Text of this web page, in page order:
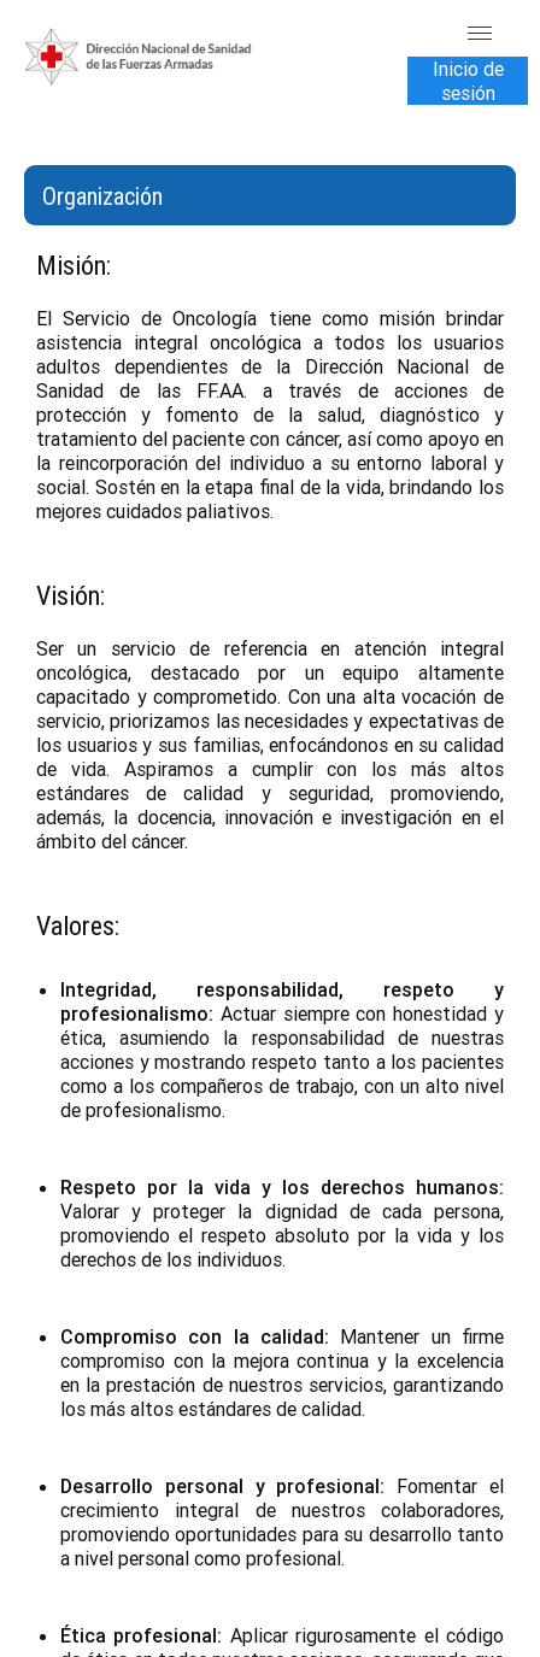
TRANSPARENCIA
CONTÁCTENOS
Inicio de
sesión
Organización
Misión:
El Servicio de Oncología tiene como misión brindar
asistencia integral oncológica a todos los usuarios
adultos dependientes de la Dirección Nacional de
Sanidad de las FF.AA. a través de acciones de
protección y fomento de la salud, diagnóstico y
tratamiento del paciente con cáncer, así como apoyo en
la reincorporación del individuo a su entorno laboral y
social. Sostén en la etapa final de la vida, brindando los
mejores cuidados paliativos.
Visión:
Ser un servicio de referencia en atención integral
oncológica, destacado por un equipo altamente
capacitado y comprometido. Con una alta vocación de
servicio, priorizamos las necesidades y expectativas de
los usuarios y sus familias, enfocándonos en su calidad
de vida. Aspiramos a cumplir con los más altos
estándares de calidad y seguridad, promoviendo,
además, la docencia, innovación e investigación en el
ámbito del cáncer.
Valores:
Integridad, responsabilidad, respeto y
profesionalismo: Actuar siempre con honestidad y
ética, asumiendo la responsabilidad de nuestras
acciones y mostrando respeto tanto a los pacientes
como a los compañeros de trabajo, con un alto nivel
de profesionalismo.
Respeto por la vida y los derechos humanos:
Valorar y proteger la dignidad de cada persona,
promoviendo el respeto absoluto por la vida y los
derechos de los individuos.
Compromiso con la calidad: Mantener un firme
compromiso con la mejora continua y la excelencia
en la prestación de nuestros servicios, garantizando
los más altos estándares de calidad.
Desarrollo personal y profesional: Fomentar el
crecimiento integral de nuestros colaboradores,
promoviendo oportunidades para su desarrollo tanto
a nivel personal como profesional.
Ética profesional: Aplicar rigurosamente el código